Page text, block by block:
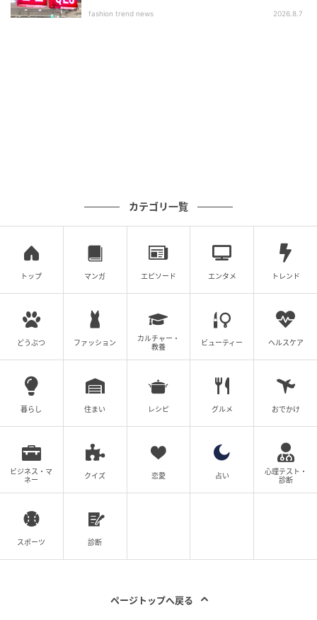
フィガロジャポン
ベルト￥86,900（予定価格）／セリーヌ（セリーヌ ジ
ャパン）
ーバンドとの絶妙なバランスでヴィンテージライクな
fashion trend news 2026.8.7
カテゴリ一覧
トップ マンガ エピソード エンタメ トレンド
どうぶつ ファッション
カルチャー・
教養
ビューティー ヘルスケア
暮らし 住まい レシピ グルメ おでかけ
ビジネス・マ
ネー
クイズ 恋愛 占い
心理テスト・
診断
スポーツ 診断
ページトップへ戻る